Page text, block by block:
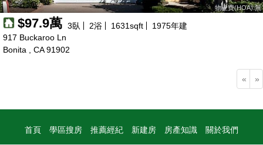
物业费(HOA):無
$97.9萬 3臥 2浴 1631sqft 1975年建
917 Buckaroo Ln
Bonita , CA 91902
« »
首頁 學區搜房 推薦經紀 新建房 房產知識 關於我們